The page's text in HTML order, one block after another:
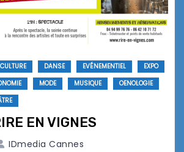
CULTURE DANSE EVÉNEMENTIEL
EXPO
MODE MUSIQUE
OENOLOGIE
EN VIGNES
IDmedia Cannes